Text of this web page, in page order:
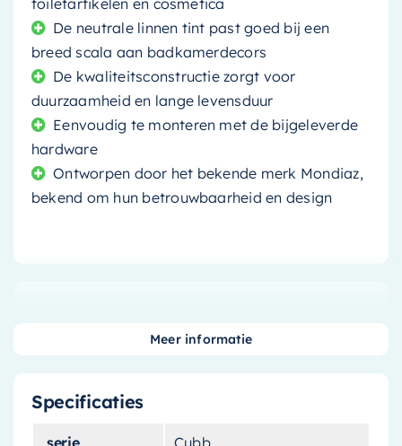
toiletartikelen en cosmetica
De neutrale linnen tint past goed bij een
breed scala aan badkamerdecors
De kwaliteitsconstructie zorgt voor
duurzaamheid en lange levensduur
Eenvoudig te monteren met de bijgeleverde
hardware
Ontworpen door het bekende merk Mondiaz,
bekend om hun betrouwbaarheid en design
. Deze stijlvolle en functionele toevoeging
design, een plek om uw toiletartikelen en
cosmetica op te bergen en een manier om uw
Specificaties
Meer informatie